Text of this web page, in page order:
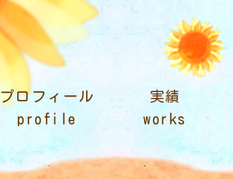
プロフィール
profile
実績
works